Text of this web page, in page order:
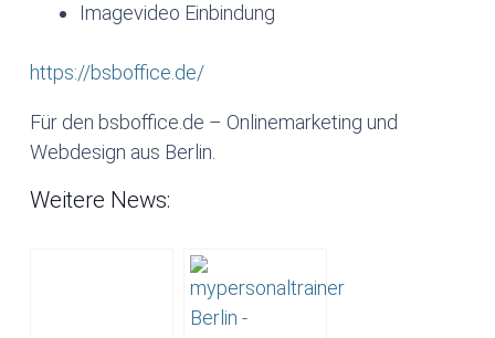
Imagevideo Einbindung
https://bsboffice.de/
Für den bsboffice.de – Onlinemarketing und
Webdesign aus Berlin.
Weitere News: